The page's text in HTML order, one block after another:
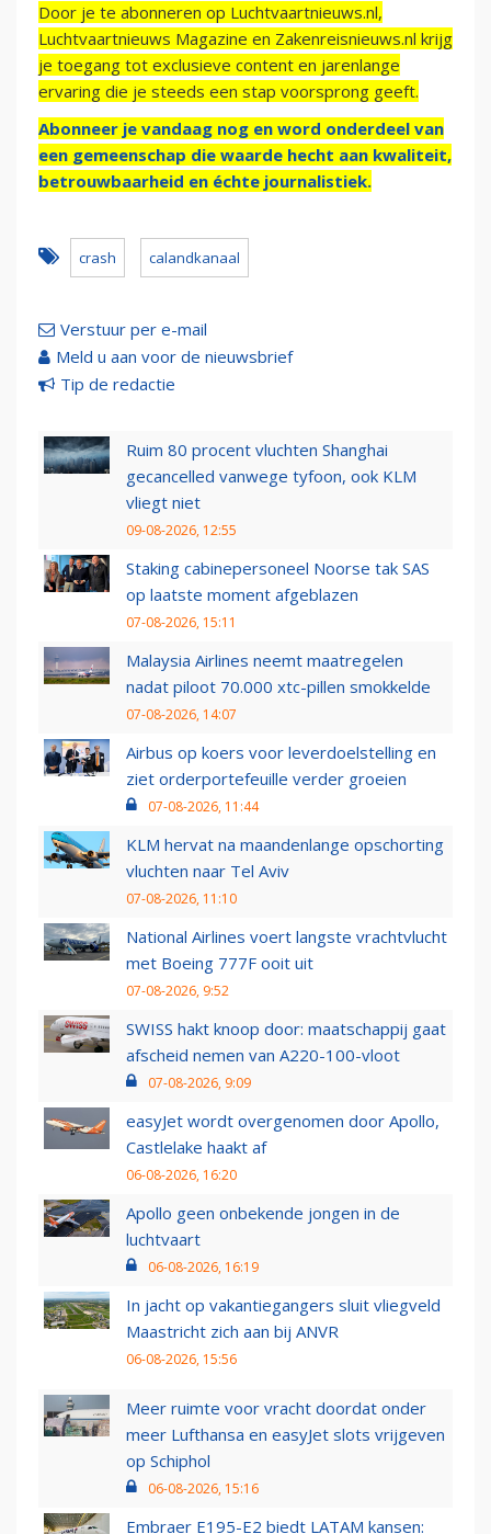
Door je te abonneren op Luchtvaartnieuws.nl,
Luchtvaartnieuws Magazine en Zakenreisnieuws.nl krijg
je toegang tot exclusieve content en jarenlange
ervaring die je steeds een stap voorsprong geeft.
Abonneer je vandaag nog en word onderdeel van
een gemeenschap die waarde hecht aan kwaliteit,
betrouwbaarheid en échte journalistiek.
crash calandkanaal
Verstuur per e-mail
Meld u aan voor de nieuwsbrief
Tip de redactie
Ruim 80 procent vluchten Shanghai
gecancelled vanwege tyfoon, ook KLM
vliegt niet
09-08-2026, 12:55
Staking cabinepersoneel Noorse tak SAS
op laatste moment afgeblazen
07-08-2026, 15:11
Malaysia Airlines neemt maatregelen
nadat piloot 70.000 xtc-pillen smokkelde
07-08-2026, 14:07
Airbus op koers voor leverdoelstelling en
ziet orderportefeuille verder groeien
07-08-2026, 11:44
KLM hervat na maandenlange opschorting
vluchten naar Tel Aviv
07-08-2026, 11:10
National Airlines voert langste vrachtvlucht
met Boeing 777F ooit uit
07-08-2026, 9:52
SWISS hakt knoop door: maatschappij gaat
afscheid nemen van A220-100-vloot
07-08-2026, 9:09
easyJet wordt overgenomen door Apollo,
Castlelake haakt af
06-08-2026, 16:20
Apollo geen onbekende jongen in de
luchtvaart
06-08-2026, 16:19
In jacht op vakantiegangers sluit vliegveld
Maastricht zich aan bij ANVR
06-08-2026, 15:56
Meer ruimte voor vracht doordat onder
meer Lufthansa en easyJet slots vrijgeven
op Schiphol
06-08-2026, 15:16
Embraer E195-E2 biedt LATAM kansen: